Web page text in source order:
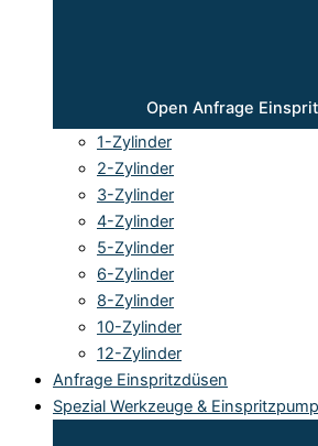
Open Anfrage
1-Zylinder
2-Zylinder
3-Zylinder
4-Zylinder
5-Zylinder
6-Zylinder
8-Zylinder
10-Zylinder
12-Zylinder
Anfrage Einspritzdüsen
Spezial Werkzeuge &